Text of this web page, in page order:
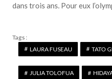
dans trois ans. Pour eux
Tags :
LAURA FUSEAU
TATO
JULIA TOLOFUA